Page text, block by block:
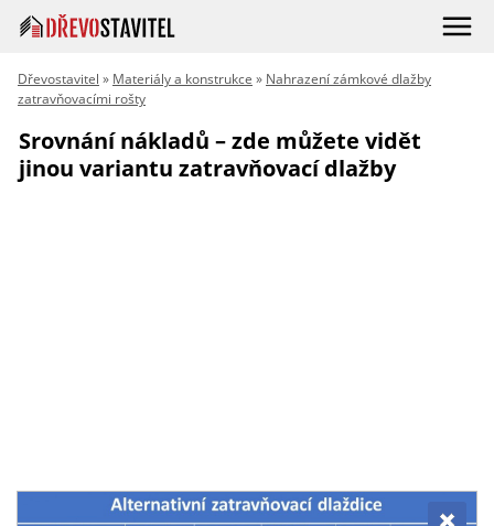
Dřevostavitel » Materiály a konstrukce » Nahrazení zámkové dlažby
zatravňovacími rošty
Srovnání nákladů – zde můžete vidět
jinou variantu zatravňovací dlažby